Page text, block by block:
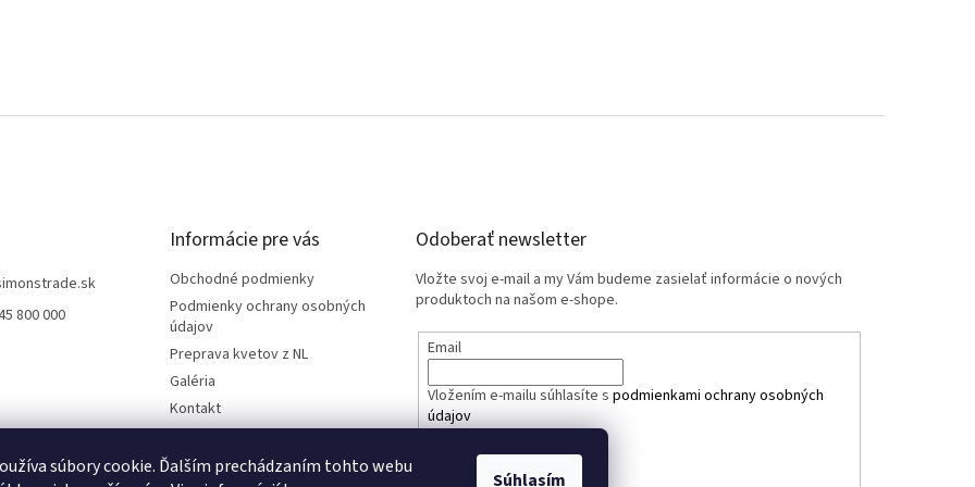
súbory cookie. Ďalším prechádzaním tohto webu
Súhlasím
800 000
Informácie pre vás
Obchodné podmienky
Podmienky ochrany osobných
údajov
Preprava kvetov z NL
Galéria
Kontakt
Odoberať newsletter
Vložte svoj e-mail a my Vám budeme zasielať informácie o nových
produktoch na našom e-shope.
Email
Vložením e-mailu súhlasíte spodmienkami ochrany osobných
údajov